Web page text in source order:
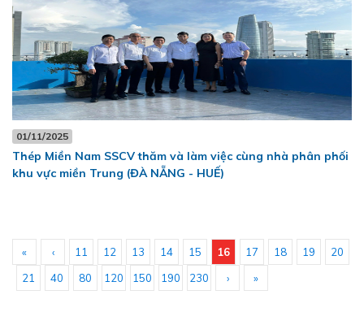
01/11/2025
Thép Miền Nam SSCV thăm và làm việc cùng nhà phân phối
khu vực miền Trung (ĐÀ NẴNG - HUẾ)
« ‹ 11 12 13 14 15 16 17 18 19
20
21
40 80 120 150 190 230 › »